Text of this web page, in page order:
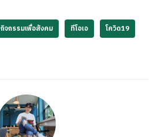
กิจกรรมเพื่อสังคม ทีโอเอ โควิด19